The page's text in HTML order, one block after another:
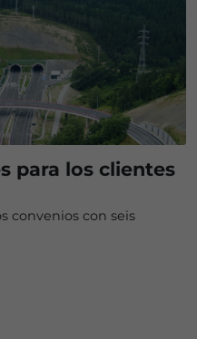
para los clientes
convenios con seis